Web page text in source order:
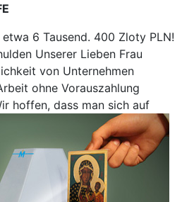
6 Tausend. 400 Zloty PLN!
Unserer Lieben Frau
von Unternehmen
ohne Vorauszahlung
hoffen, dass man sich auf